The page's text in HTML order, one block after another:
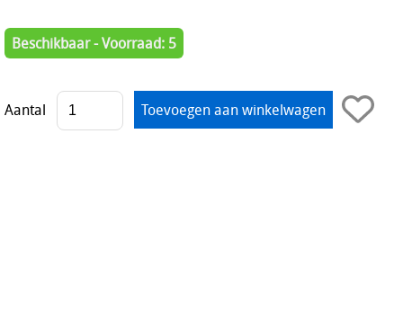
Beschikbaar - Voorraad: 5
Aantal